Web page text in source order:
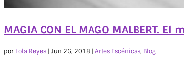
MAGIA CON EL MAGO MALBERT.
por Lola Reyes | Jun 26, 2018 | Artes Escénicas, Blog